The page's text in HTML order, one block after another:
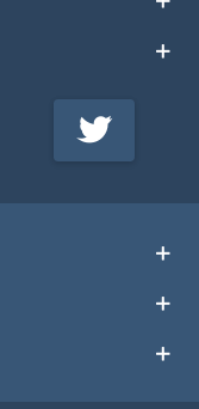
Twitter